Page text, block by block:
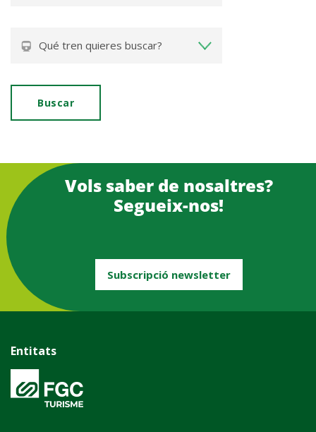
Vols saber de nosaltres?
Segueix-nos!
Subscripció newsletter
Entitats